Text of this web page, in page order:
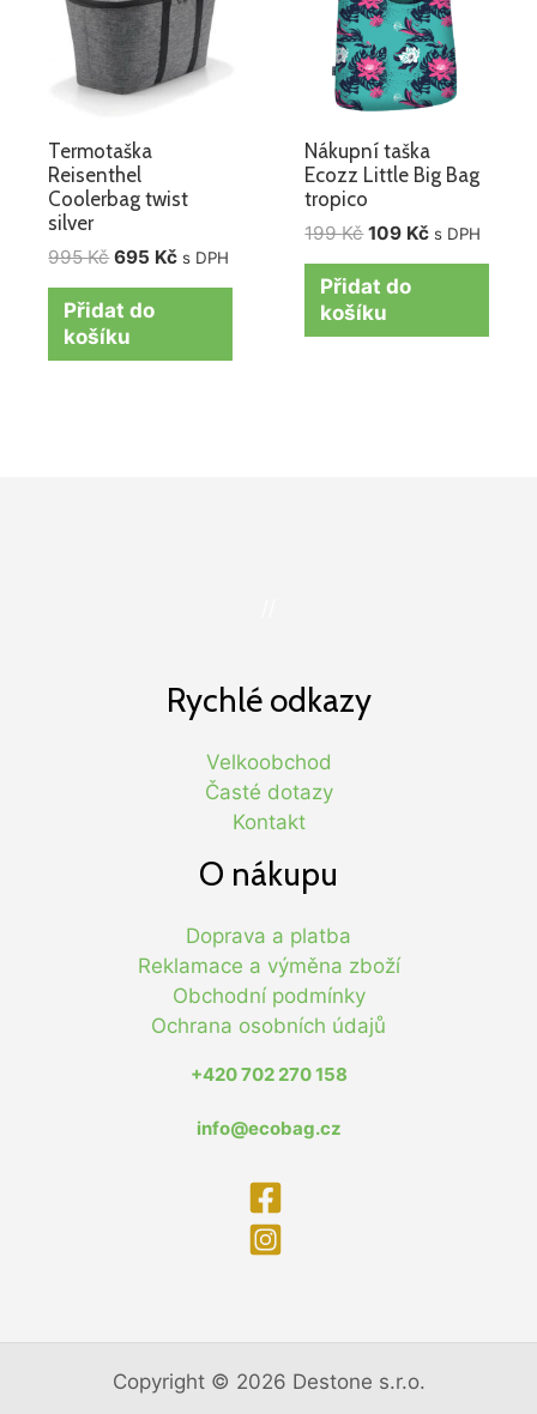
Termotaška
Reisenthel
Coolerbag twist
silver
995Kč 695 Kč s DPH
Přidat do
košíku
Nákupní taška
Ecozz Little Big Bag
tropico
199Kč 109 Kč s DPH
Přidat do
košíku
Rychlé odkazy
Velkoobchod
Časté dotazy
Kontakt
O nákupu
Doprava a platba
Reklamace a výměna zboží
Obchodní podmínky
Ochrana osobních údajů
+420 702 270 158
info@ecobag.cz
Copyright © 2026 Destone s.r.o.